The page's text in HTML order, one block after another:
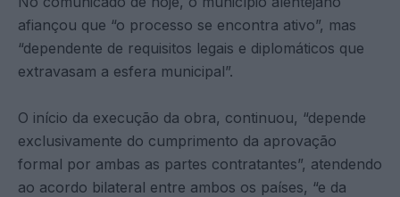
afiançou que “o processo se encontra ativo”, mas
“dependente de requisitos legais e diplomáticos que
extravasam a esfera municipal”.
O início da execução da obra, continuou, “depende
exclusivamente do cumprimento da aprovação
formal por ambas as partes contratantes”, atendendo
ao acordo bilateral entre ambos os países, “e da